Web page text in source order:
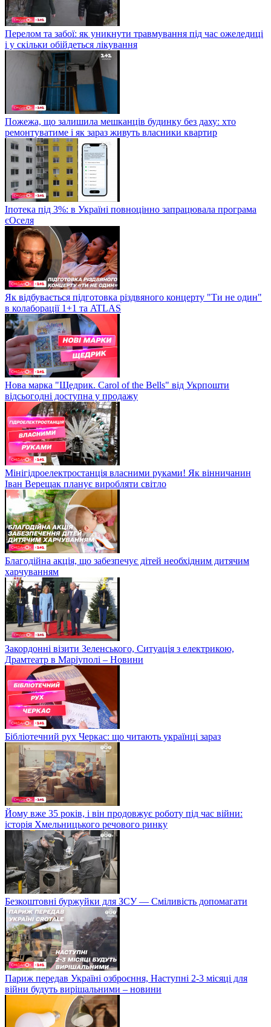
Перелом та забої: як уникнути травмування під час ожеледиці
і у скільки обійдеться лікування
Пожежа, що залишила мешканців будинку без даху: хто
ремонтуватиме і як зараз живуть власники квартир
Іпотека під 3%: в Україні повноцінно запрацювала програма
єОселя
Як відбувається підготовка різдвяного концерту "Ти не один"
в колаборації 1+1 та ATLAS
Нова марка "Щедрик. Carol of the Bells" від Укрпошти
відсьогодні доступна у продажу
Мінігідроелектростанція власними руками! Як вінничанин
Іван Верещак планує виробляти світло
Благодійна акція, що забезпечує дітей необхідним дитячим
харчуванням
Закордонні візити Зеленського, Ситуація з електрикою,
Драмтеатр в Маріуполі – Новини
Бібліотечний рух Черкас: що читають українці зараз
Йому вже 35 років, і він продовжує роботу під час війни:
історія Хмельницького речового ринку
Безкоштовні буржуйки для ЗСУ — Сміливість допомагати
Париж передав Україні озброєння, Наступні 2-3 місяці для
війни будуть вирішальними – новини